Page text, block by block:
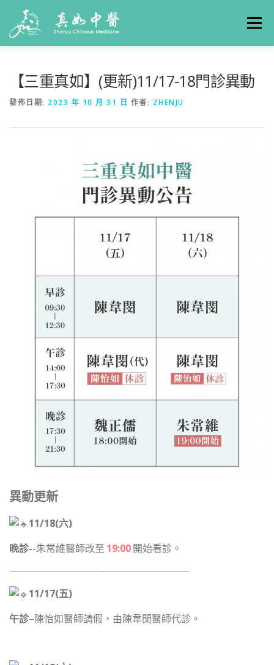
選單
【三重真如】(更新)11/17-18門診異動
發佈日期: 2023 年 10 月 31 日 作者: ZHENJU
異動更新
11/18(六)
晚診--朱常維醫師改至 19:00開始看診。
————————————————————————–
11/17(五)
午診–陳怡如醫師請假，由陳韋閔醫師代診。